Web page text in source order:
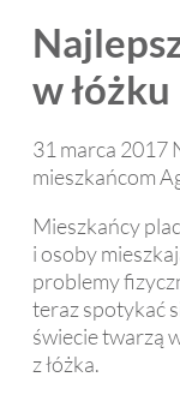
w łóżku
31 marca 2017
mieszkańcom
Mieszkańcy
i osoby
problemy
teraz spotykać
świecie twarzą
z łóżka.